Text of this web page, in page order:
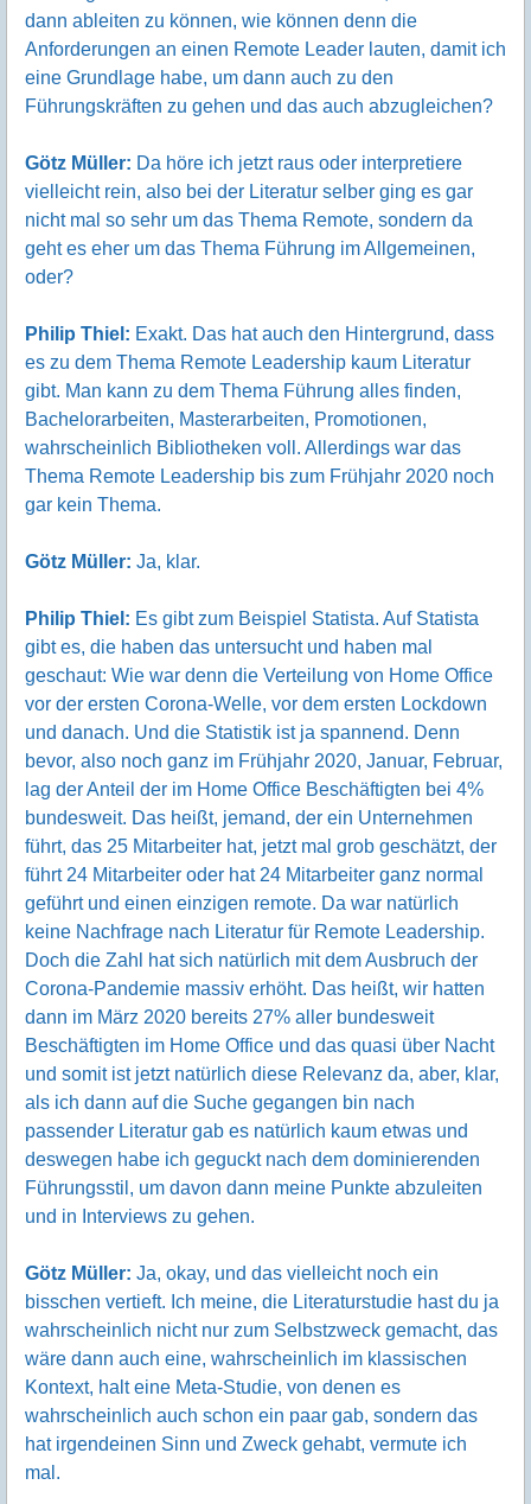
dann ableiten zu können, wie können denn die
Anforderungen an einen Remote Leader lauten, damit ich
eine Grundlage habe, um dann auch zu den
Führungskräften zu gehen und das auch abzugleichen?
Götz Müller: Da höre ich jetzt raus oder interpretiere
vielleicht rein, also bei der Literatur selber ging es gar
nicht mal so sehr um das Thema Remote, sondern da
geht es eher um das Thema Führung im Allgemeinen,
oder?
Philip Thiel: Exakt. Das hat auch den Hintergrund, dass
es zu dem Thema Remote Leadership kaum Literatur
gibt. Man kann zu dem Thema Führung alles finden,
Bachelorarbeiten, Masterarbeiten, Promotionen,
wahrscheinlich Bibliotheken voll. Allerdings war das
Thema Remote Leadership bis zum Frühjahr 2020 noch
gar kein Thema.
Götz Müller: Ja, klar.
Philip Thiel: Es gibt zum Beispiel Statista. Auf Statista
gibt es, die haben das untersucht und haben mal
geschaut: Wie war denn die Verteilung von Home Office
vor der ersten Corona-Welle, vor dem ersten Lockdown
und danach. Und die Statistik ist ja spannend. Denn
bevor, also noch ganz im Frühjahr 2020, Januar, Februar,
lag der Anteil der im Home Office Beschäftigten bei 4%
bundesweit. Das heißt, jemand, der ein Unternehmen
führt, das 25 Mitarbeiter hat, jetzt mal grob geschätzt, der
führt 24 Mitarbeiter oder hat 24 Mitarbeiter ganz normal
geführt und einen einzigen remote. Da war natürlich
keine Nachfrage nach Literatur für Remote Leadership.
Doch die Zahl hat sich natürlich mit dem Ausbruch der
Corona-Pandemie massiv erhöht. Das heißt, wir hatten
dann im März 2020 bereits 27% aller bundesweit
Beschäftigten im Home Office und das quasi über Nacht
und somit ist jetzt natürlich diese Relevanz da, aber, klar,
als ich dann auf die Suche gegangen bin nach
passender Literatur gab es natürlich kaum etwas und
deswegen habe ich geguckt nach dem dominierenden
Führungsstil, um davon dann meine Punkte abzuleiten
und in Interviews zu gehen.
Götz Müller: Ja, okay, und das vielleicht noch ein
bisschen vertieft. Ich meine, die Literaturstudie hast du ja
wahrscheinlich nicht nur zum Selbstzweck gemacht, das
wäre dann auch eine, wahrscheinlich im klassischen
Kontext, halt eine Meta-Studie, von denen es
wahrscheinlich auch schon ein paar gab, sondern das
hat irgendeinen Sinn und Zweck gehabt, vermute ich
mal.